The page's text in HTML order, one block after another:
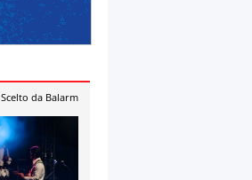
Scelto da Balarm